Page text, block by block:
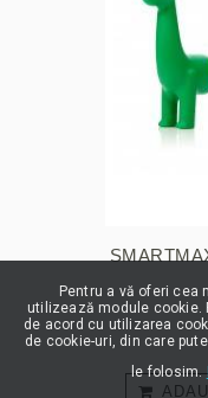
Pentru a vă oferi cea
utilizează module cookie.
de acord cu utilizarea
de cookie-uri, din care
le folosim.